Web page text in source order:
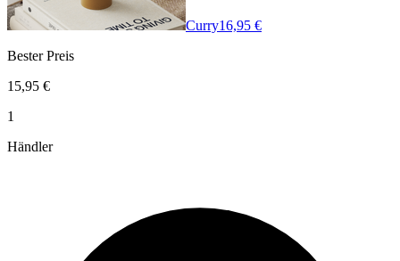
Curry16,95 €
Bester Preis
15,95 €
1
Händler